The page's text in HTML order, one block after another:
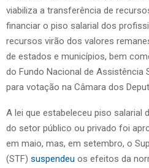
viabiliza a transferência de
financiar o piso salarial dos
recursos virão dos valores
de estados e municípios, bem
do Fundo Nacional de Assistência
para votação na Câmara dos
A lei que estabeleceu piso salarial
do setor público ou privado foi
em maio, mas, em setembro, o
(STF) suspendeu os efeitos da